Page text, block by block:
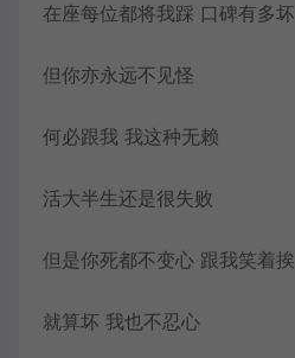
在座每位都将我踩 口碑有多坏
但你亦永远不见怪
何必跟我 我这种无赖
活大半生还是很失败
但是你死都不变心 跟我笑着挨
就算坏 我也不忍心